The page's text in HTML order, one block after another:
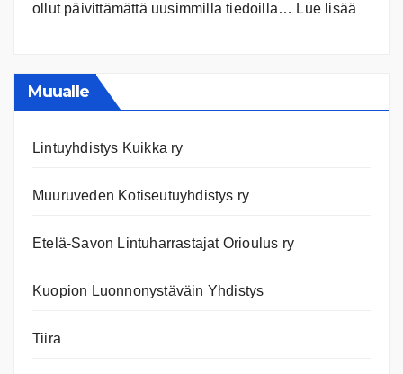
ollut päivittämättä uusimmilla tiedoilla… Lue lisää
Muualle
Lintuyhdistys Kuikka ry
Muuruveden Kotiseutuyhdistys ry
Etelä-Savon Lintuharrastajat Orioulus ry
Kuopion Luonnonystäväin Yhdistys
Tiira